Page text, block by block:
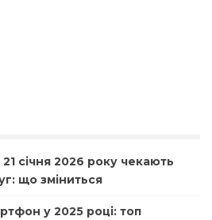
січня 2026 року чекають
що зміниться
у 2025 році: топ